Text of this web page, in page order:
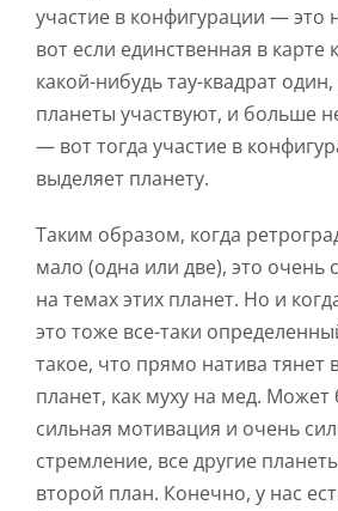
участие в конфигурации — это
вот если единственная в карте
какой-нибудь тау-квадрат один,
планеты участвуют, и больше
— вот тогда участие в
выделяет планету.
Таким образом, когда
мало (одна или две), это очень
на темах этих планет. Но и
это тоже все-таки
такое, что прямо натива тянет
планет, как муху на мед.
сильная мотивация и очень
стремление, все другие
второй план. Конечно, у нас